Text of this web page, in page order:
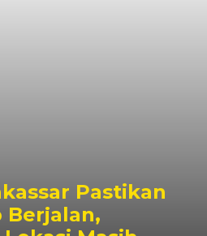
Pastikan
Berjalan,